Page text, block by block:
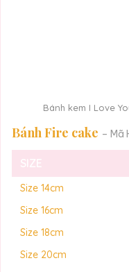
Bánh kem I Love
Bánh Fire cake – Mã
SIZE
Size 14cm
Size 16cm
Size 18cm
Size 20cm